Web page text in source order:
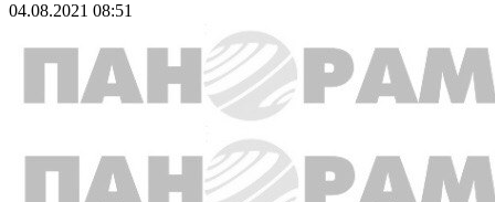
04.08.2021 08:51